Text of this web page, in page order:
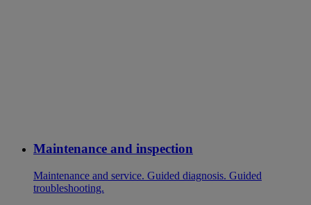
Maintenance and inspection
Maintenance and service. Guided diagnosis. Guided
troubleshooting.